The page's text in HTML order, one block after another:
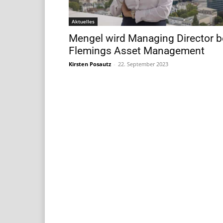
Aktuelles
Mengel wird Managing Director
Flemings Asset Management
Kirsten Posautz - 22. September 2023